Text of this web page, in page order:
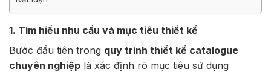
1. Tìm hiểu nhu cầu và mục tiêu thiết kế
Bước đầu tiên trong quy trình thiết kế catalogue
chuyên nghiệp là xác định rõ mục tiêu sử dụng